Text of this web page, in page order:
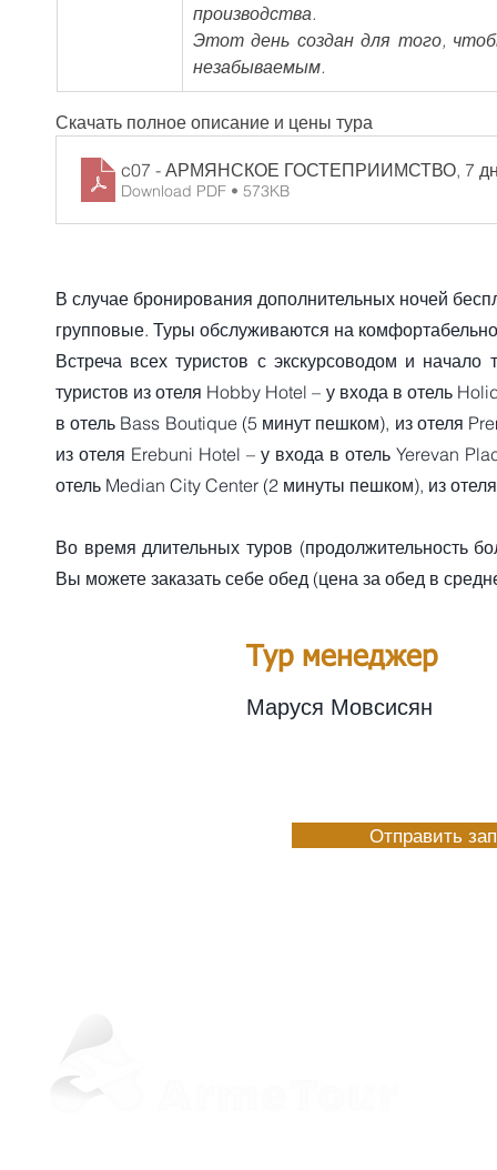
производства.
Этот день создан для того,
незабываемым.
Скачать полное описание и цены тура
c07 - АРМЯНСКОЕ ГОСТЕПРИИМСТВО, 7
Download PDF • 573KB
В случае бронирования дополнительных ночей
групповые. Туры обслуживаются на
Встреча всех туристов с экскурсоводом и
туристов из отеля Hobby Hotel – у входа в отель
в отель Bass Boutique (5 минут пешком), из отеля
из отеля Erebuni Hotel – у входа в отель Yerevan
отель Median City Center (2 минуты пешком), из
Во время длительных туров (продолжительность
Вы можете заказать себе обед (цена за обед в
Тур менеджер
Маруся Мовсисян
Отправить